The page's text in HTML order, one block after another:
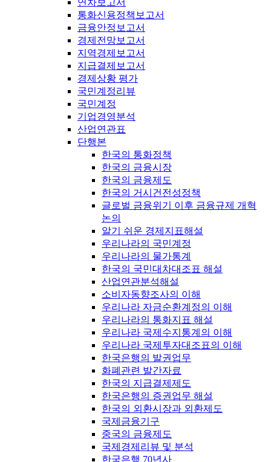
연차보고서
통화신용정책보고서
금융안정보고서
경제전망보고서
지역경제보고서
지급결제보고서
경제상황 평가
국민계정리뷰
국민계정
기업경영분석
산업연관표
단행본
한국의 통화정책
한국의 금융시장
한국의 금융제도
한국의 거시건전성정책
글로벌 금융위기 이후 금융규제 개혁
논의
알기 쉬운 경제지표해설
우리나라의 국민계정
우리나라의 물가통계
한국의 국민대차대조표 해설
산업연관분석해설
소비자동향조사의 이해
우리나라 자금순환계정의 이해
우리나라의 통화지표 해설
우리나라 국제수지통계의 이해
우리나라 국제투자대조표의 이해
한국은행의 발권업무
화폐관련 발간자료
한국의 지급결제제도
한국은행의 증권업무 해설
한국의 외환시장과 외환제도
국제금융기구
중국의 금융제도
국제경제리뷰 및 분석
한국은행 70년사